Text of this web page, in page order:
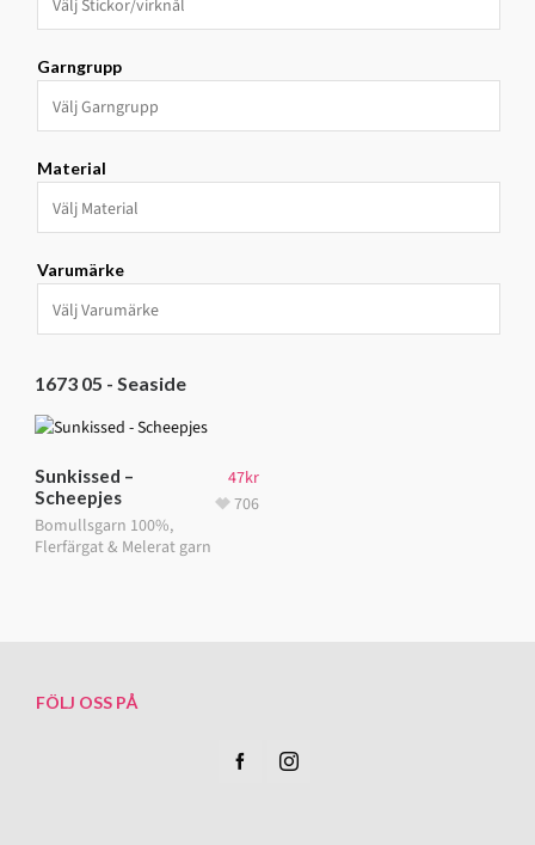
1673 05 - Seaside
Sunkissed –
Scheepjes
Bomullsgarn 100%,
Flerfärgat & Melerat garn
47kr
706
Garngrupp
Material
Varumärke
FÖLJ OSS PÅ